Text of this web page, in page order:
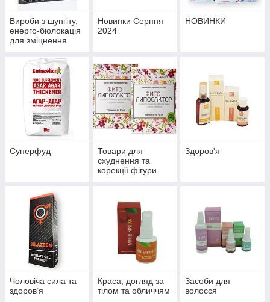
Вироби з шунгіту,
енерго-біолокація
для зміцнення
профілактики
хвороб
Новинки Серпня
2024
НОВИНКИ
Суперфуд
Товари для
схуднення та
корекції фігури
Здоров'я
Чоловіча сила та
здоров’я
Краса, догляд за
тілом та обличчям
Засоби для
волосся